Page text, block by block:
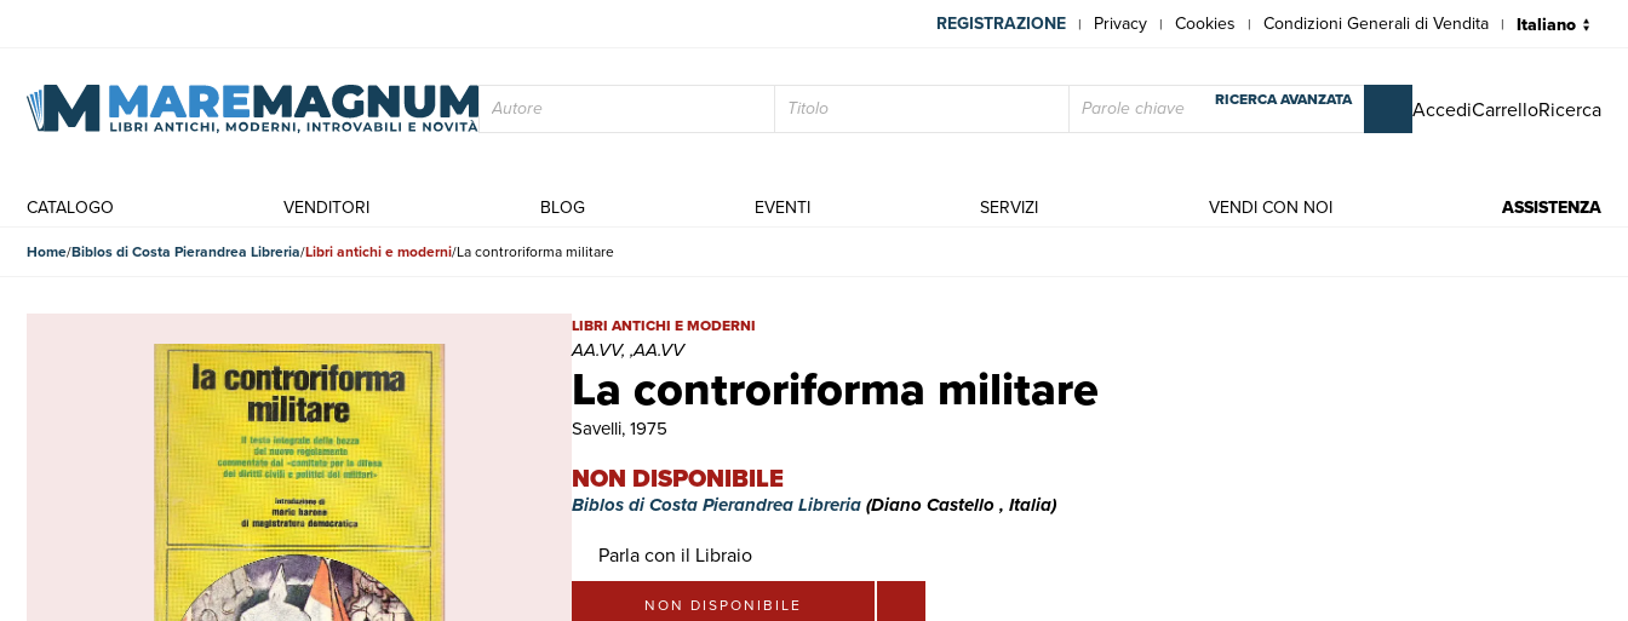
REGISTRAZIONE | Privacy | Cookies | Condizioni Generali di Vendita |
RICERCA AVANZATA AccediCarrelloRicerca
CATALOGO VENDITORI BLOG EVENTI SERVIZI VENDI CON NOI ASSISTENZA
Home Biblos di Costa Pierandrea Libreria Libri antichi e moderni La controriforma militare
La controriforma militare
La controriforma militare | Libri antichi e moderni | AA.VV, ,AA.VV
LIBRI ANTICHI E MODERNI
AA.VV, ,AA.VV
Savelli, 1975
NON DISPONIBILE
Biblos di Costa Pierandrea Libreria(Diano Castello , Italia)
Parla con il Libraio
NON DISPONIBILE